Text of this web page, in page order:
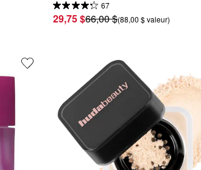
67
29,75 $66,00 $(88,00 $ valeur)